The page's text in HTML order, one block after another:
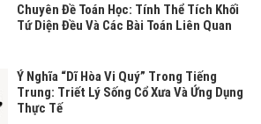
Chuyên Đề Toán Học: Tính Thể Tích Khối
Tứ Diện Đều Và Các Bài Toán Liên Quan
Ý Nghĩa “Dĩ Hòa Vi Quý” Trong Tiếng
Trung: Triết Lý Sống Cổ Xưa Và Ứng Dụng
Thực Tế